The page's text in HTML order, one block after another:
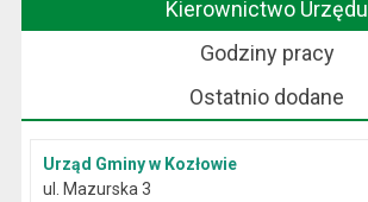
Kierownictwo Urzędu
Godziny pracy
Ostatnio dodane
Urząd Gminy w Kozłowie
ul. Mazurska 3